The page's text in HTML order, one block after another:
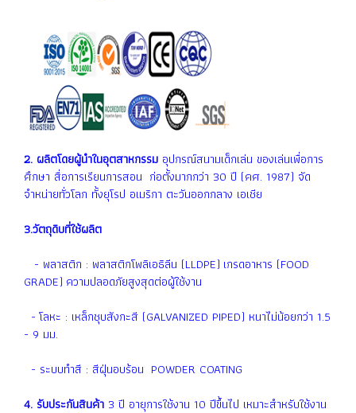
2. ผลิตโดยผู้นำในอุตสาหกรรม อุปกรณ์สนามเด็กเล่น ของเล่นเพื่อการ
ศึกษา สื่อการเรียนการสอน ก่อตั้งมากกว่า 30 ปี (คศ. 1987) จัด
จำหน่ายทั่วโลก ทั้งยุโรป อเมริกา ตะวันออกกลาง เอเชีย
3.วัตถุดิบที่ใช้ผลิต
- พลาสติก : พลาสติกโพลิเอธิลีน (LLDPE) เกรดอาหาร (FOOD
GRADE) ความปลอดภัยสูงสุดต่อผู้ใช้งาน
- โลหะ : เหล็กชุบสังกะสี (GALVANIZED PIPED) หนาไม่น้อยกว่า 1.5
- 9 มม.
- ระบบทำสี : สีฝุ่นอบร้อน POWDER COATING
4. รับประกันสินค้า 3 ปี อายุการใช้งาน 10 ปีขึ้นไป เหมาะสำหรับใช้งาน